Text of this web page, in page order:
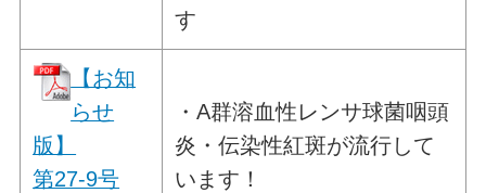
す
【お知
らせ
版】
第27-9号
・A群溶血性レンサ球菌咽頭
炎・伝染性紅斑が流行して
います！